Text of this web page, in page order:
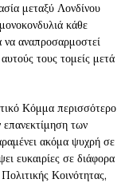
μεταξύ Λονδίνου
κάθε
να αναπροσαρμοστεί
τους τομείς μετά
Κόμμα περισσότερο
των
ακόμα ψυχρή σε
ευκαιρίες σε διάφορα
Κοινότητας,